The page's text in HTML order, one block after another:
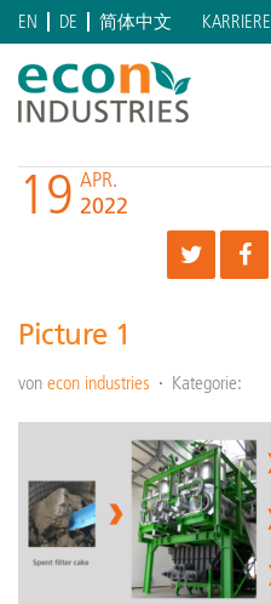
EN DE 简体中文 KARRIERE
19 APR.
2022
Picture 1
von econ industries Kategorie: